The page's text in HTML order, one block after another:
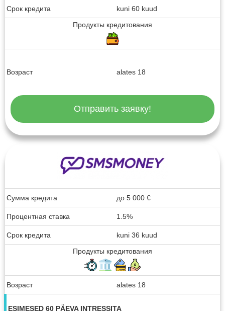
Срок кредита
kuni 60 kuud
Продукты кредитования
Возраст alates 18
Отправить заявку!
Сумма кредита до 5 000 €
Процентная ставка 1.5%
Срок кредита
kuni 36 kuud
Продукты кредитования
Возраст alates 18
ESIMESED 60 PÄEVA INTRESSITA